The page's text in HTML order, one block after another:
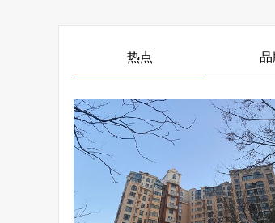
热点 品